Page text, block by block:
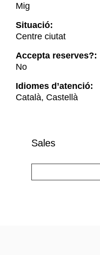
Mig
Situació:
Centre ciutat
Accepta reserves?:
No
Idiomes d’atenció:
Català, Castellà
Sales